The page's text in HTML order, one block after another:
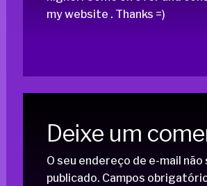
my website . Thanks =)
Deixe um
O seu endereço de e-mail não
publicado. Campos